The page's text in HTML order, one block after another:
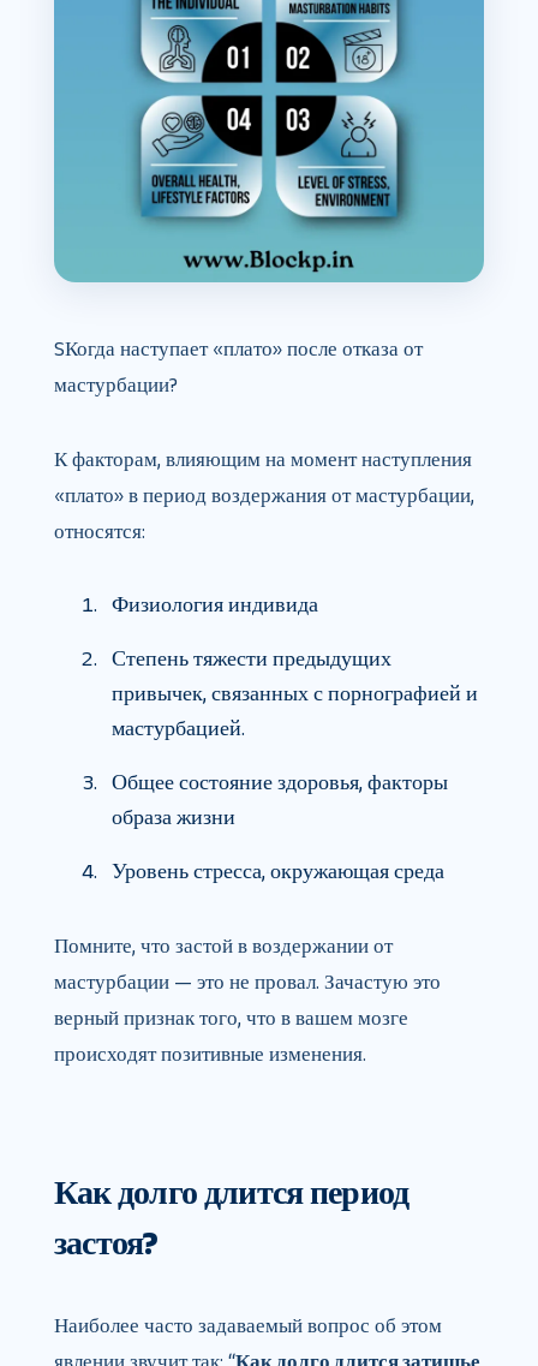
SКогда наступает «плато» после отказа от
мастурбации?
К факторам, влияющим на момент наступления
«плато» в период воздержания от мастурбации,
относятся:
Физиология индивида
Степень тяжести предыдущих
привычек, связанных с порнографией и
мастурбацией.
Общее состояние здоровья, факторы
образа жизни
Уровень стресса, окружающая среда
Помните, что застой в воздержании от
мастурбации — это не провал. Зачастую это
верный признак того, что в вашем мозге
происходят позитивные изменения.
Как долго длится период
застоя?
Наиболее часто задаваемый вопрос об этом